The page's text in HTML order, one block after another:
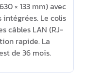
× 133 mm) avec
Le colis
câbles LAN (RJ-
rapide. La
de 36 mois.